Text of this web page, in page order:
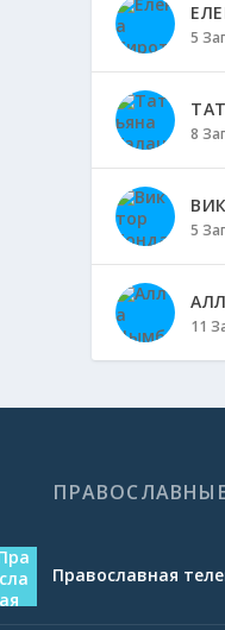
5
8
5
11
Православная